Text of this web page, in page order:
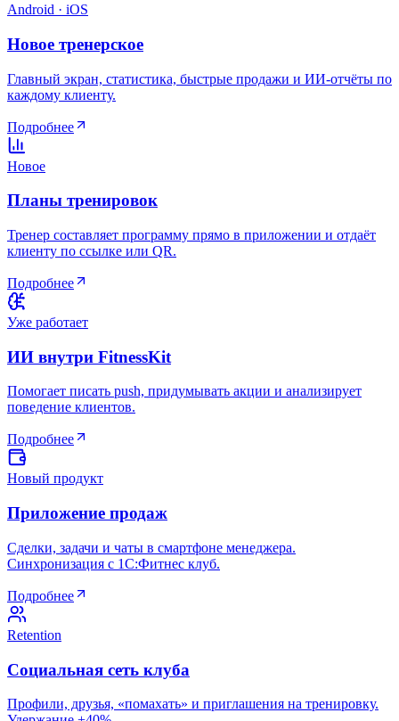
Android · iOS
Новое тренерское
Главный экран, статистика, быстрые продажи и ИИ-отчёты по
каждому клиенту.
Подробнее
Новое
Планы тренировок
Тренер составляет программу прямо в приложении и отдаёт
клиенту по ссылке или QR.
Подробнее
Уже работает
ИИ внутри FitnessKit
Помогает писать push, придумывать акции и анализирует
поведение клиентов.
Подробнее
Новый продукт
Приложение продаж
Сделки, задачи и чаты в смартфоне менеджера.
Синхронизация с 1С:Фитнес клуб.
Подробнее
Retention
Социальная сеть клуба
Профили, друзья, «помахать» и приглашения на тренировку.